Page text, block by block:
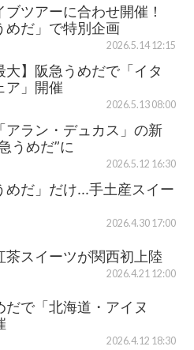
ブツアーに合わせ開催！
めだ」で特別企画
2026.5.14 12:15
大】阪急うめだで「イタ
ア」開催
2026.5.13 08:00
アラン・デュカス」の新
うめだ”に
2026.5.12 16:30
めだ」だけ...手土産スイー
2026.4.30 17:00
茶スイーツが関西初上陸
2026.4.21 12:00
だで「北海道・アイヌ
2026.4.12 18:30